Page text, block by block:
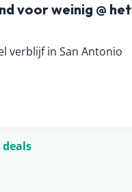
voor weinig @ het
verblijf in San Antonio